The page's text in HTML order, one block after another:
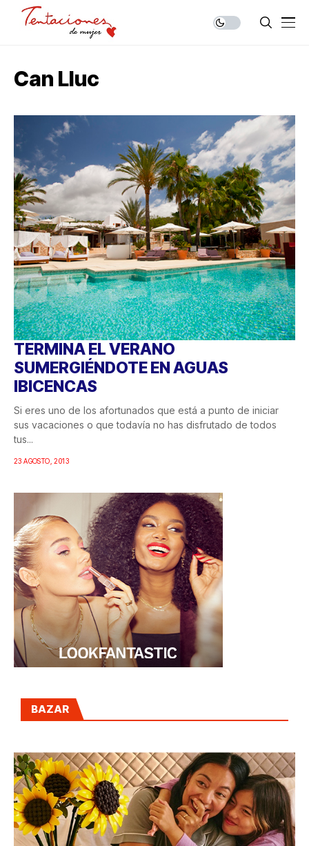
Can Lluc
TERMINA EL VERANO
SUMERGIÉNDOTE EN AGUAS
IBICENCAS
Si eres uno de los afortunados que está a punto de iniciar
sus vacaciones o que todavía no has disfrutado de todos
tus...
23 AGOSTO, 2013
BAZAR